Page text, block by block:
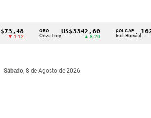
Onza Troy
US$3342,60
▲ 8.20
COLCAP
Índ. Bursátil
Sábado, 8 de Agosto de 2026